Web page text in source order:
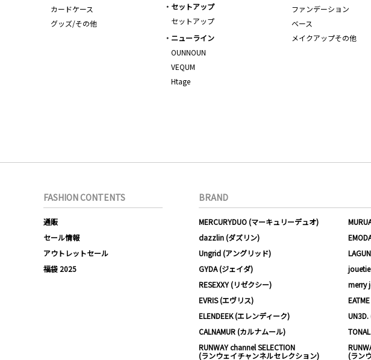
カードケース
グッズ/その他
ファンデーション
ベース
メイクアップその他
セットアップ
セットアップ
ニューライン
OUNNOUN
VEQUM
Htage
FASHION CONTENTS
通販
セール情報
アウトレットセール
福袋 2025
BRAND
MERCURYDUO (マーキュリーデュオ)
dazzlin (ダズリン)
Ungrid (アングリッド)
GYDA (ジェイダ)
RESEXXY (リゼクシー)
merry
EVRIS (エヴリス)
ELENDEEK (エレンディーク)
CALNAMUR (カルナムール)
RUNWAY channel SELECTION
(ランウェイチャンネルセレクション)
(ラン